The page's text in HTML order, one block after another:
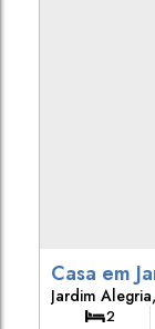
Jardim Alegria
2